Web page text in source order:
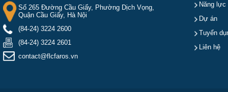
Số 265 Đường Cầu Giấy, Phường Dịch Vọng,
Quận Cầu Giấy, Hà Nội
(84-24) 3224 2600
(84-24) 3224 2601
contact@flcfaros.vn
Năng lực
Dự án
Tuyển
Liên hệ